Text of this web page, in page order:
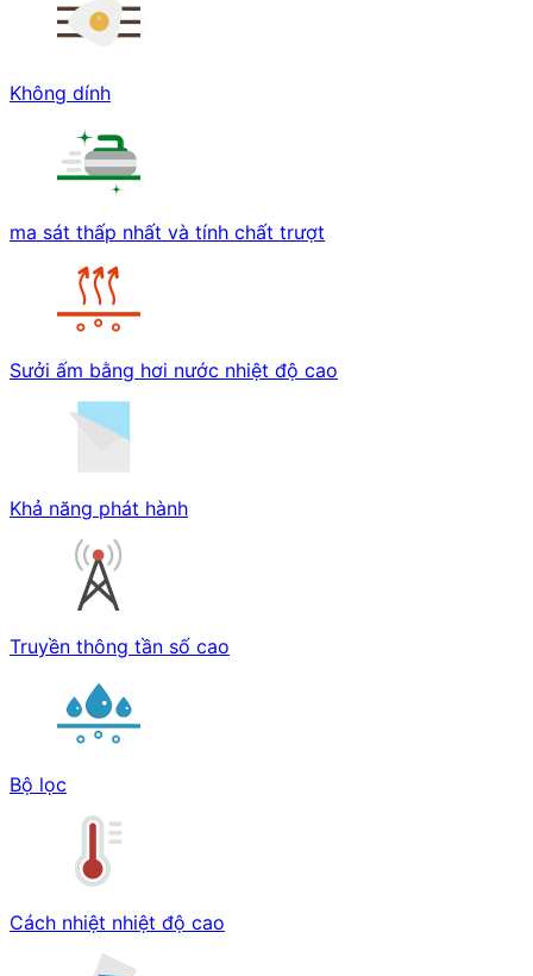
Không dính
ma sát thấp nhất và tính chất trượt
Sưởi ấm bằng hơi nước nhiệt độ cao
Khả năng phát hành
Truyền thông tần số cao
Bộ lọc
Cách nhiệt nhiệt độ cao